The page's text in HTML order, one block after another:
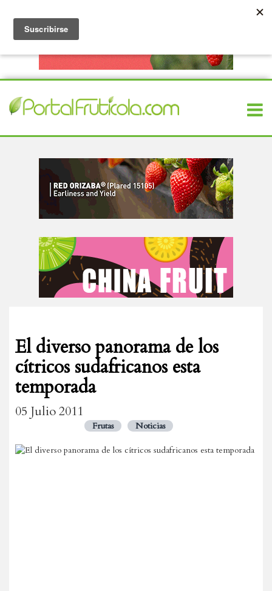
El diverso panorama de los
cítricos sudafricanos esta
temporada
05 Julio 2011
Frutas Noticias